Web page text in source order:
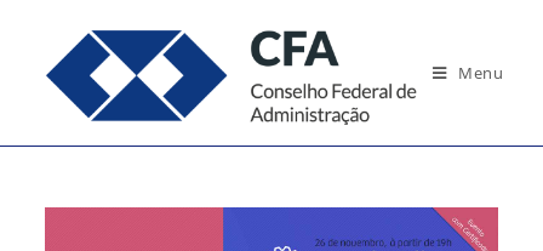
conteúdo
Menu